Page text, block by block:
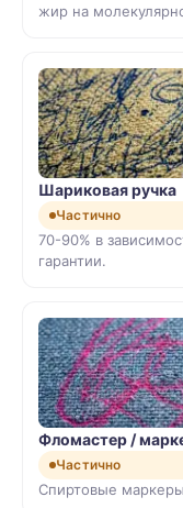
жир на
Шариковая ручка
Частично
70-90% в
гарантии.
Фломастер /
Частично
Спиртовые